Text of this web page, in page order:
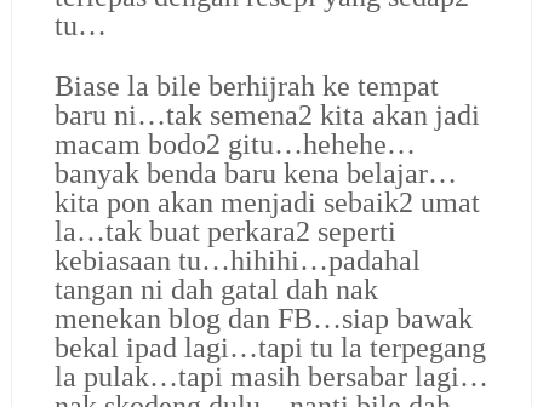
tu…
Biase la bile berhijrah ke tempat
baru ni…tak semena2 kita akan jadi
macam bodo2 gitu…hehehe…
banyak benda baru kena belajar…
kita pon akan menjadi sebaik2 umat
la…tak buat perkara2 seperti
kebiasaan tu…hihihi…padahal
tangan ni dah gatal dah nak
menekan blog dan FB…siap bawak
bekal ipad lagi…tapi tu la terpegang
la pulak…tapi masih bersabar lagi…